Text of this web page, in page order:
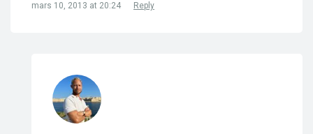
mars 10, 2013 at 20:24 Reply